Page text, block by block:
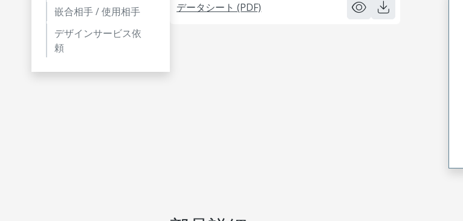
嵌合相手 / 使用相手
デザインサービス依
頼
データシート (PDF)